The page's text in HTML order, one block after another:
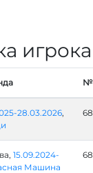
игрока
№
28.03.2026,
68
15.09.2024-
Машина
68